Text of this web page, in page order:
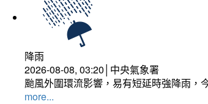
降雨
2026-08-08, 03:20│中央氣象署
颱風外圍環流影響，易有短延時強降雨，
more...